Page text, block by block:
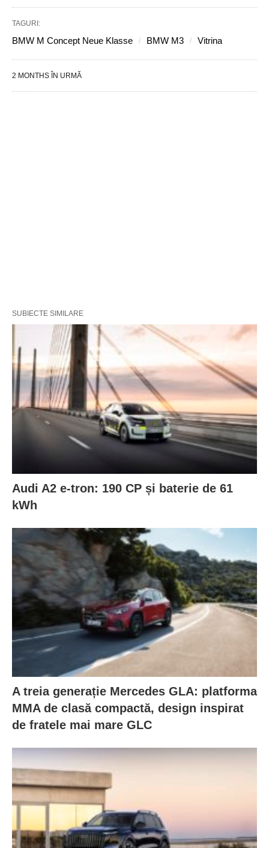
TAGURI:
BMW M Concept Neue Klasse BMW M3 Vitrina
2 MONTHS ÎN URMĂ
SUBIECTE SIMILARE
Audi A2 e-tron: 190 CP și baterie de 61
kWh
A treia generație Mercedes GLA: platforma
MMA de clasă compactă, design inspirat
de fratele mai mare GLC